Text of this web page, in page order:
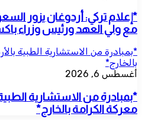
*إعلام تركي: أردوغان يزور
مع ولي العهد ورئيس وزراء
*بمبادرة من الاستشارية الطبية
بالخارج*
أغسطس 6, 2026
*بمبادرة من الاستشارية
معركة الكرامة بالخارج*